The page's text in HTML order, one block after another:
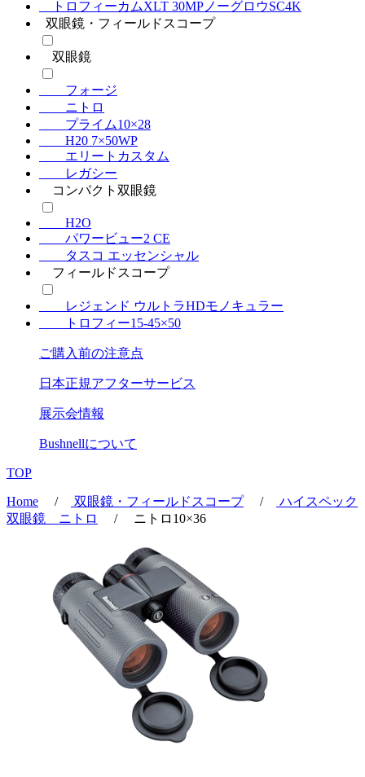
トロフィーカムXLT 30MPノーグロウSC4K
双眼鏡・フィールドスコープ
双眼鏡
フォージ
ニトロ
プライム10×28
H20 7×50WP
エリートカスタム
レガシー
コンパクト双眼鏡
H2O
パワービュー2 CE
タスコ エッセンシャル
フィールドスコープ
レジェンド ウルトラHDモノキュラー
トロフィー15-45×50
ご購入前の注意点
日本正規アフターサービス
展示会情報
Bushnellについて
TOP
Home / 双眼鏡・フィールドスコープ/
ハイスペック
双眼鏡 ニトロ
/ ニトロ10×36